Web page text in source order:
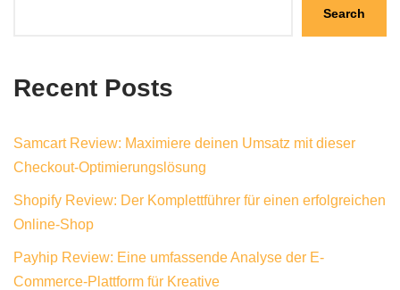
Search
Recent Posts
Samcart Review: Maximiere deinen Umsatz mit dieser
Checkout-Optimierungslösung
Shopify Review: Der Komplettführer für einen erfolgreichen
Online-Shop
Payhip Review: Eine umfassende Analyse der E-
Commerce-Plattform für Kreative